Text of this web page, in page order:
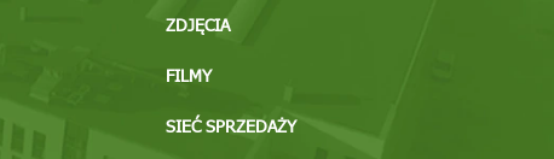
ZDJĘCIA
FILMY
SIEĆ SPRZEDAŻY